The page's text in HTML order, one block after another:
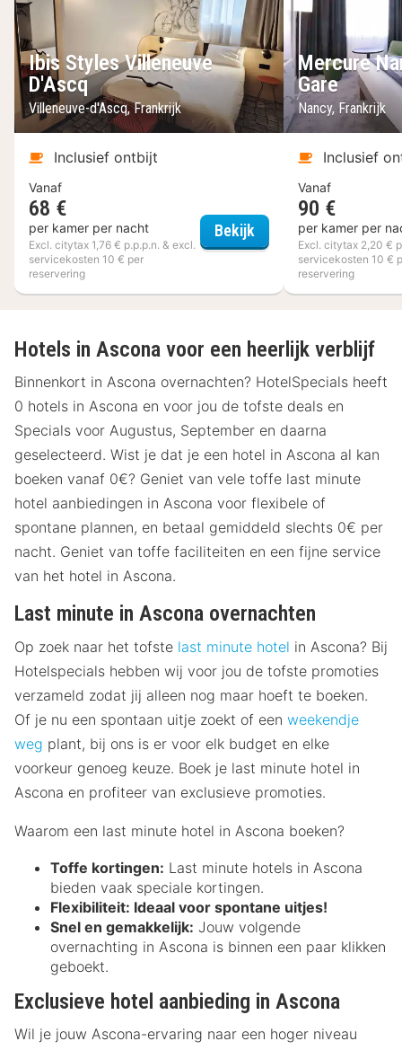
Ibis Styles Villeneuve
D'Ascq
Villeneuve-d'Ascq, Frankrijk
Inclusief ontbijt
Vanaf
68 €
per kamer per nacht
Excl. citytax 1,76 € p.p.p.n. & excl.
servicekosten 10 € per
reservering
Bekijk Ibis Styles Villeneuve
Mercure
Gare
Nancy, Frankrijk
Inclusief
Vanaf
90 €
per kamer per
Excl. citytax 2,20 €
servicekosten 10 €
reservering
Hotels in Ascona voor een heerlijk verblijf
Binnenkort in Ascona overnachten? HotelSpecials heeft
0 hotels in Ascona en voor jou de tofste deals en
Specials voor Augustus, September en daarna
geselecteerd. Wist je dat je een hotel in Ascona al kan
boeken vanaf 0€? Geniet van vele toffe last minute
hotel aanbiedingen in Ascona voor flexibele of
spontane plannen, en betaal gemiddeld slechts 0€ per
nacht. Geniet van toffe faciliteiten en een fijne service
van het hotel in Ascona.
Last minute in Ascona overnachten
Op zoek naar het tofste last minute hotel in Ascona? Bij
Hotelspecials hebben wij voor jou de tofste promoties
verzameld zodat jij alleen nog maar hoeft te boeken.
Of je nu een spontaan uitje zoekt of een weekendje
weg plant, bij ons is er voor elk budget en elke
voorkeur genoeg keuze. Boek je last minute hotel in
Ascona en profiteer van exclusieve promoties.
Waarom een last minute hotel in Ascona boeken?
Toffe kortingen: Last minute hotels in Ascona
bieden vaak speciale kortingen.
Flexibiliteit: Ideaal voor spontane uitjes!
Snel en gemakkelijk: Jouw volgende
overnachting in Ascona is binnen een paar klikken
geboekt.
Exclusieve hotel aanbieding in Ascona
Wil je jouw Ascona-ervaring naar een hoger niveau